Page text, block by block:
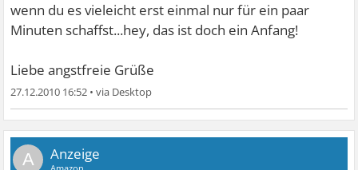
wenn du es vieleicht erst einmal nur für ein paar
Minuten schaffst...hey, das ist doch ein Anfang!
Liebe angstfreie Grüße
27.12.2010 16:52 •
A